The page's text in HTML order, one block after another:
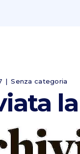
Senza categoria